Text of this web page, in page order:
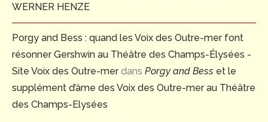
WERNER HENZE
Porgy and Bess : quand les Voix des Outre-mer font
résonner Gershwin au Théâtre des Champs-Élysées -
Site Voix des Outre-merdans Porgy and Bess et le
supplément d’âme des Voix des Outre-mer au Théâtre
des Champs-Elysées